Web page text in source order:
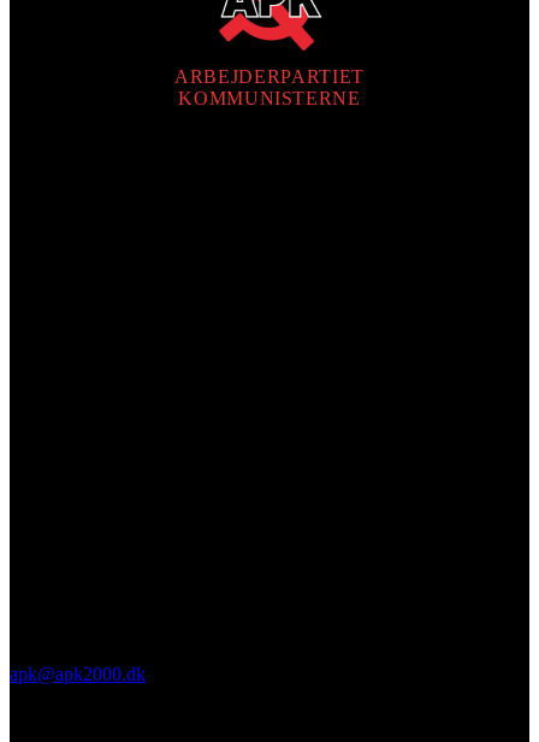
ARBEJDERPARTIET
KOMMUNISTERNE
apk@apk2000.dk